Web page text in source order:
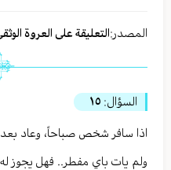
المصدر:التعليقة على العروة
السؤال: ١٥
اذا سافر شخص صباحاً، وعاد بعد
ولم يات باي مفطر.. فهل يجوز له